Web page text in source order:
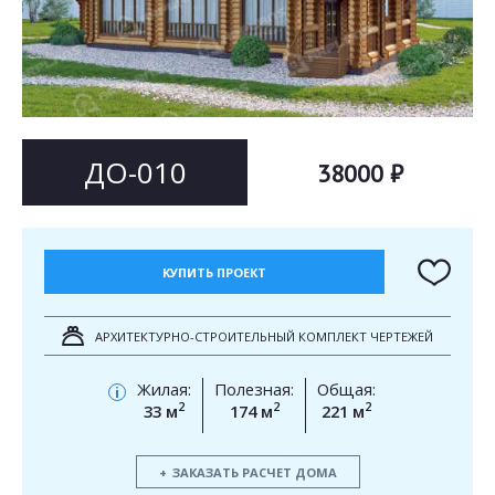
ДО-010 38000 ₽
КУПИТЬ ПРОЕКТ
АРХИТЕКТУРНО-СТРОИТЕЛЬНЫЙ КОМПЛЕКТ ЧЕРТЕЖЕЙ
i
Жилая:
33 м2
Полезная:
174 м2
Общая:
221 м2
ЗАКАЗАТЬ РАСЧЕТ ДОМА
Согласен на обработку персональных данных
ОТПРАВИТЬ
Согласен на обработку персональных данных
This site is protected by reCAPTCHA and the GooglePrivacy Policy andTerms of Service
apply.